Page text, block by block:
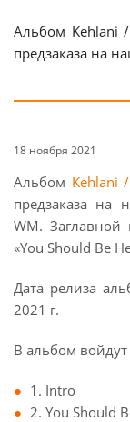
Альбом Kehlani
предзаказа на
18 ноября 2021
Альбом Kehlani
предзаказа на
WM. Заглавной
«You Should Be
Дата релиза
2021 г.
В альбом
1. Intro
2. You Should